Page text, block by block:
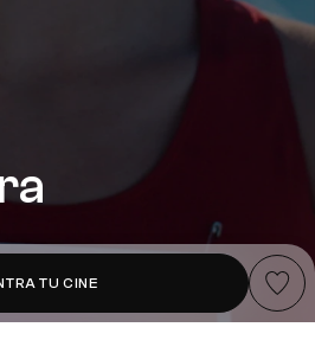
TU CINE
Añadir